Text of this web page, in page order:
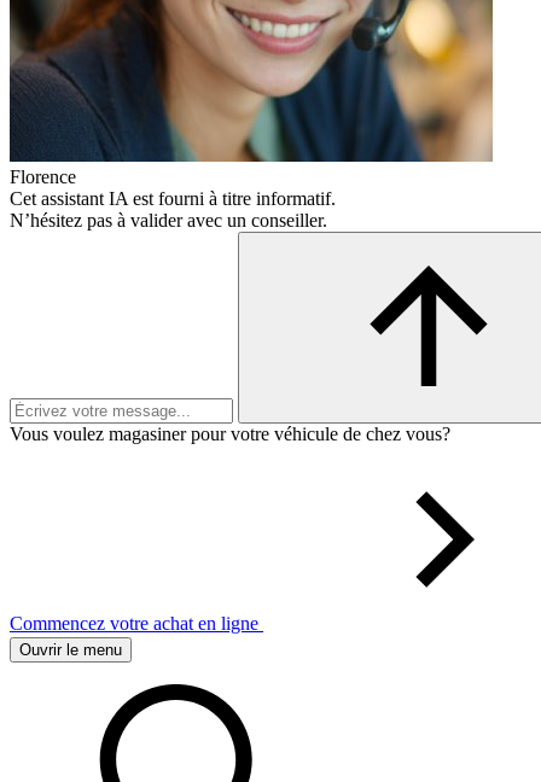
Florence
Cet assistant IA est fourni à titre informatif.
N’hésitez pas à valider avec un conseiller.
Vous voulez magasiner pour votre véhicule de chez vous?
Commencez votre achat en ligne
Ouvrir le menu